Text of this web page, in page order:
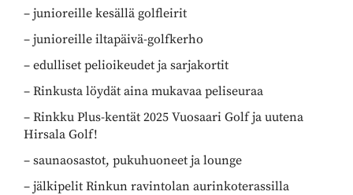
– junioreille kesällä golfleirit
– junioreille iltapäivä-golfkerho
– edulliset pelioikeudet ja sarjakortit
– Rinkusta löydät aina mukavaa peliseuraa
– Rinkku Plus-kentät 2025 Vuosaari Golf ja uutena
Hirsala Golf!
– saunaosastot, pukuhuoneet ja lounge
– jälkipelit Rinkun ravintolan aurinkoterassilla